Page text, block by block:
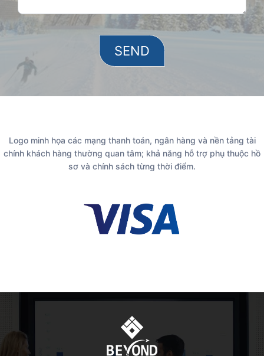
Logo minh họa các mạng thanh toán, ngân hàng và nền tảng tài
chính khách hàng thường quan tâm; khả năng hỗ trợ phụ thuộc hồ
sơ và chính sách từng thời điểm.